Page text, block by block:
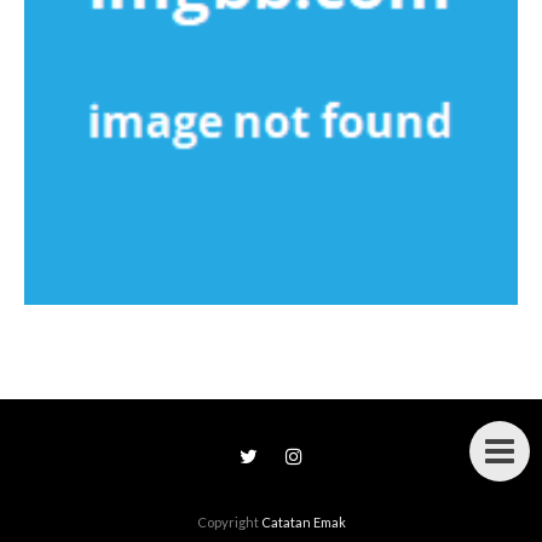
Copyright Catatan Emak